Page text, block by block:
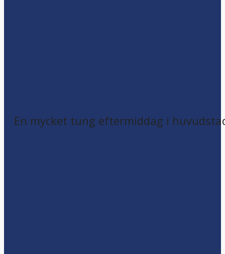
En mycket tung eftermiddag i